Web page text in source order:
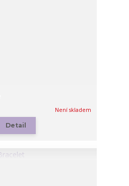
Není skladem
Detail